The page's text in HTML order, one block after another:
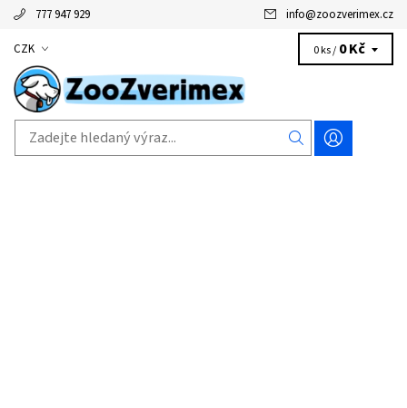
777 947 929 info@zoozverimex.cz
CZK 0 ks / 0 Kč